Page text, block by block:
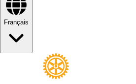
Français